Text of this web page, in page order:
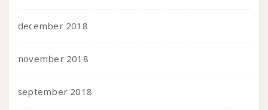
december 2018
november 2018
september 2018